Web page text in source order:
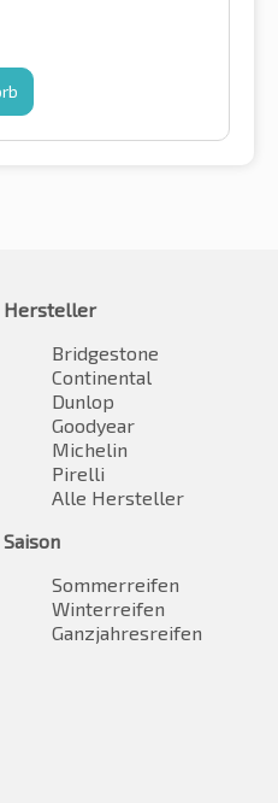
Hersteller
Bridgestone
Continental
Dunlop
Goodyear
Michelin
Pirelli
Alle Hersteller
Saison
Sommerreifen
Winterreifen
Ganzjahresreifen